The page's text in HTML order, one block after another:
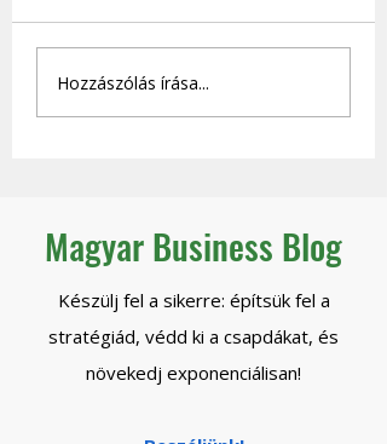
Miért húz vissza a régi
Hozzászólás írása...
Magyar Business Blog
Készülj fel a sikerre: építsük fel a
stratégiád, védd ki a csapdákat, és
növekedj exponenciálisan!